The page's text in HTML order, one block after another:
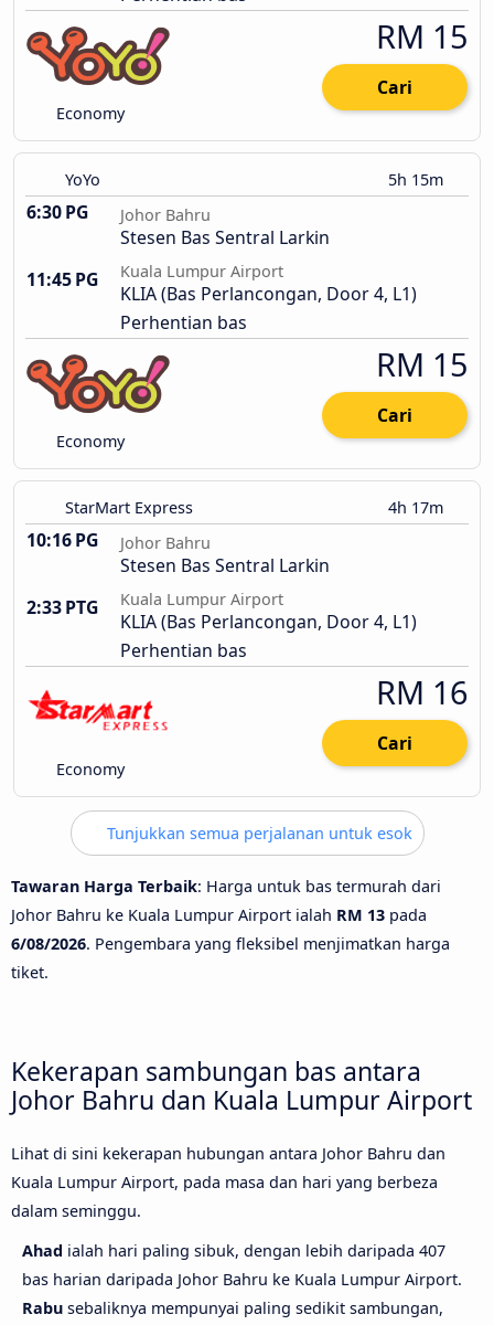
Economy
RM 15
Cari
YoYo 5h 15m
6:30 PG Johor Bahru
Stesen Bas Sentral Larkin
11:45 PG
Kuala Lumpur Airport
KLIA (Bas Perlancongan, Door 4, L1)
Perhentian bas
Economy
RM 15
Cari
StarMart Express 4h 17m
10:16 PG Johor Bahru
Stesen Bas Sentral Larkin
2:33 PTG
Kuala Lumpur Airport
KLIA (Bas Perlancongan, Door 4, L1)
Perhentian bas
Economy
RM 16
Cari
Tunjukkan semua perjalanan untuk esok
Tawaran Harga Terbaik: Harga untuk bas termurah dari
Johor Bahru ke Kuala Lumpur Airport ialah RM 13 pada
6/08/2026. Pengembara yang fleksibel menjimatkan harga
tiket.
Kekerapan sambungan bas antara
Johor Bahru dan Kuala Lumpur Airport
Lihat di sini kekerapan hubungan antara Johor Bahru dan
Kuala Lumpur Airport, pada masa dan hari yang berbeza
dalam seminggu.
Ahad ialah hari paling sibuk, dengan lebih daripada 407
bas harian daripada Johor Bahru ke Kuala Lumpur Airport.
Rabu sebaliknya mempunyai paling sedikit sambungan,